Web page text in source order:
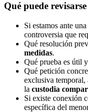
Qué puede
Si estamos ante
controversia que
Qué resolución
medidas.
Qué prueba es útil
Qué petición
exclusiva temporal,
la custodia
Si existe conexión
específica del